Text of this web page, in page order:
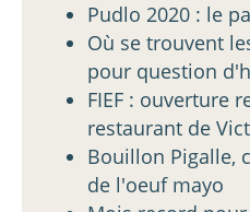
Pudlo 2020 : le
Où se trouvent
pour question
FIEF : ouverture
restaurant de
Bouillon Pigalle,
de l'oeuf mayo